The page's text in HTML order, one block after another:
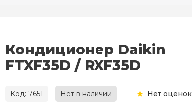
Кондиционер Daikin
FTXF35D / RXF35D
Код: 7651 Нет в наличии Нет оценок